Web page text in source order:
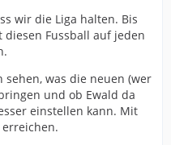
wir die Liga halten. Bis
Fussball auf jeden
was die neuen (wer
und ob Ewald da
einstellen kann. Mit